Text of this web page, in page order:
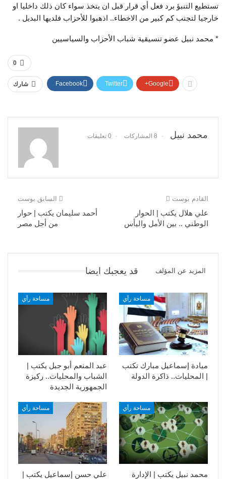
تستطيع التنبؤ برد فعل أي قرار قبل ان يتخذ سواء كان ذلك داخليا او
خارجيا لتجنب كم كبير من الاخطاء.. اذهبوا للأحزاب فلديها البديل .
* محمد نبيل عضو تنسيقية شباب الأحزاب والسياسيين
0
شارك Facebook Twitter Google+
محمد نبيل 8 المشاركات 0 تعليقات
السابق بوست
أحمد سليمان يكتب | حوار
من أجل مصر
القادم بوست
علي هلال يكتب | الحوار
الوطني .. بين الأمل واليأس
قد يعجبك ايضا المزيد عن المؤلف
مساحة رأي
عبد المنعم أبو جبل يكتب |
الشباب والمحليات.. ركيزة
الجمهورية الجديدة
مساحة رأي
ميادة إسماعيل مبارك تكتب
| المحليات.. ذاكرة الدولة
مساحة رأي
علي حسن إسماعيل يكتب |
مساحة رأي
محمد نبيل يكتب | الإدارة